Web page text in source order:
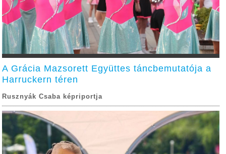
A Grácia Mazsorett Együttes táncbemutatója a
Harruckern téren
Rusznyák Csaba képriportja